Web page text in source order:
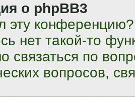
о phpBB3
эту конференцию?
нет такой-то
связаться по
вопросов,